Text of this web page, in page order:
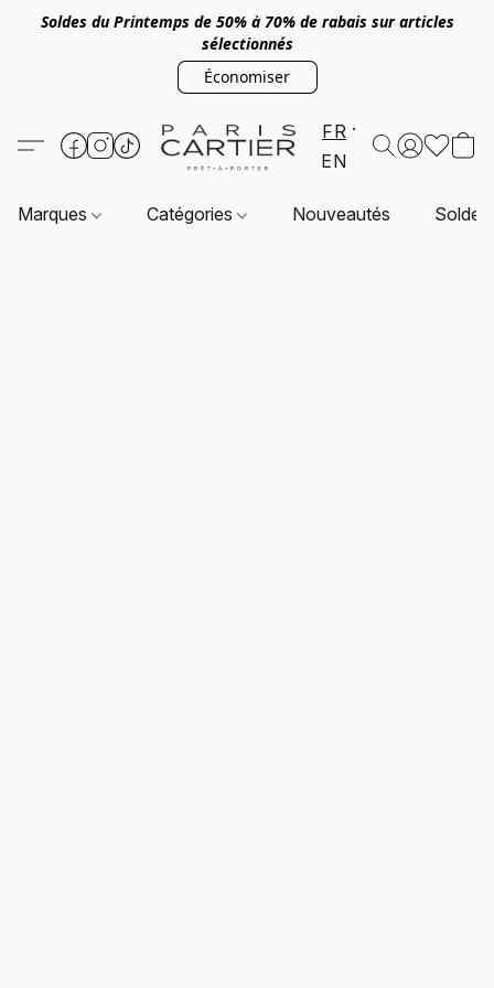
Soldes du Printemps de 50% à 70% de rabais sur articles
sélectionnés
Économiser
FR
EN
Marques Catégories Nouveautés Soldes